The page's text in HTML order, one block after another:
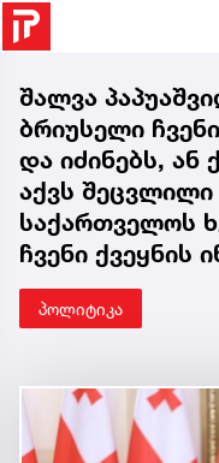
შალვა
ბრიუსელი
და იძინებს, ან
აქვს შეცვლილი
საქართველოს
ჩვენი ქვეყნის
პოლიტიკა